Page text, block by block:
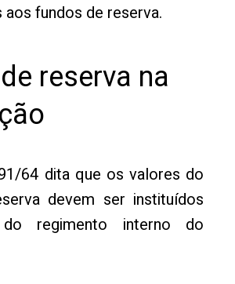
aos fundos de reserva.
reserva na
64 dita que os valores do
devem ser instituídos
regimento interno do